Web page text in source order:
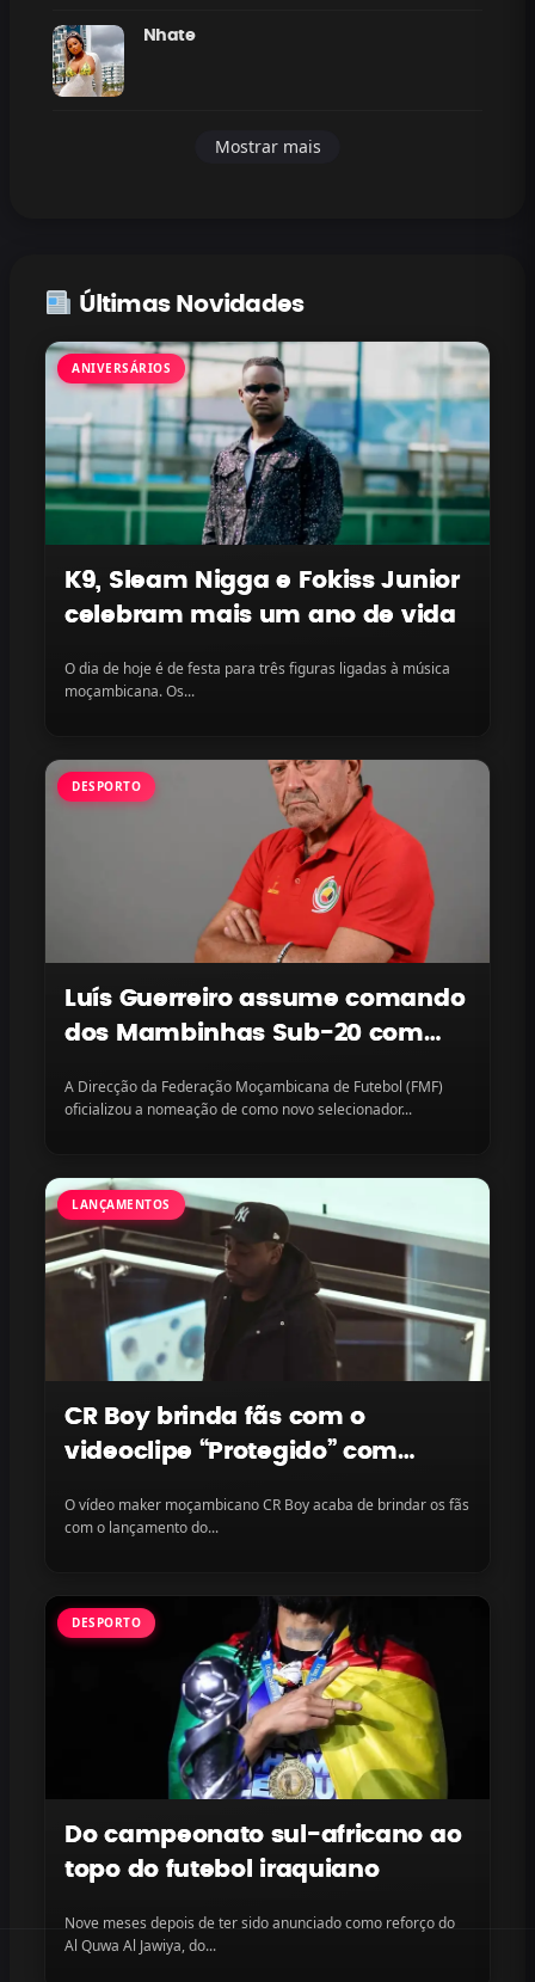
Nhate
Mostrar mais
Últimas Novidades
ANIVERSÁRIOS
K9, Sleam Nigga e Fokiss Junior
celebram mais um ano de vida
O dia de hoje é de festa para três figuras ligadas à música
moçambicana. Os...
DESPORTO
Luís Guerreiro assume comando
dos Mambinhas Sub-20 com
A Direcção da Federação Moçambicana de Futebol (FMF)
oficializou a nomeação de como novo selecionador...
LANÇAMENTOS
CR Boy brinda fãs com o
videoclipe “Protegido” com
na plataforma
O vídeo maker moçambicano CR Boy acaba de brindar os fãs
com o lançamento do...
DESPORTO
Do campeonato sul-africano ao
topo do futebol iraquiano
Nove meses depois de ter sido anunciado como reforço do
Al Quwa Al Jawiya, do...